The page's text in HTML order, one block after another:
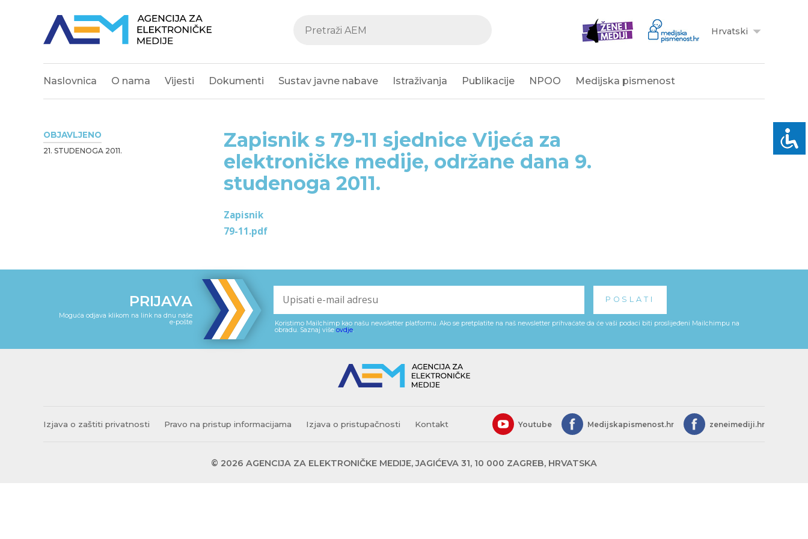
Hrvatski
Naslovnica O nama Vijesti Dokumenti Sustav javne nabave Istraživanja Publikacije NPOO Medijska pismenost
OBJAVLJENO
21. STUDENOGA 2011.
Zapisnik s 79-11 sjednice Vijeća za
elektroničke medije, održane dana 9.
studenoga 2011.
Zapisnik
79-11.pdf
PRIJAVA
Moguća odjava klikom na link na dnu naše
e-pošte
Koristimo Mailchimp kao našu newsletter platformu. Ako se pretplatite na naš newsletter prihvaćate da će vaši podaci biti proslijeđeni Mailchimpu na
obradu. Saznaj više ovdje.
Izjava o zaštiti privatnosti Pravo na pristup informacijama Izjava o pristupačnosti Kontakt Youtube Medijskapismenost.hr zeneimediji.hr
© 2026 AGENCIJA ZA ELEKTRONIČKE MEDIJE, JAGIĆEVA 31, 10 000 ZAGREB, HRVATSKA